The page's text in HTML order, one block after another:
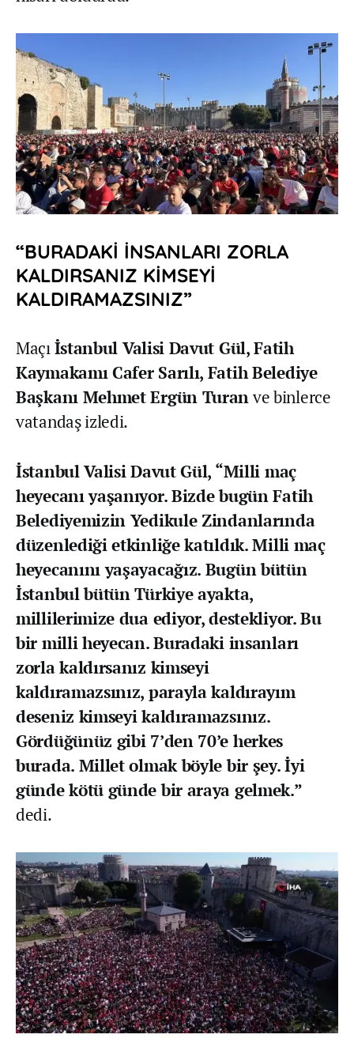
“BURADAKİ İNSANLARI ZORLA
KALDIRSANIZ KİMSEYİ
KALDIRAMAZSINIZ”
Maçıİstanbul Valisi Davut Gül, Fatih
Kaymakamı Cafer Sarılı, Fatih Belediye
Başkanı Mehmet Ergün Turanve binlerce
vatandaş izledi.
İstanbul Valisi Davut Gül, “Milli maç
heyecanı yaşanıyor. Bizde bugün Fatih
Belediyemizin Yedikule Zindanlarında
düzenlediği etkinliğe katıldık. Milli maç
heyecanını yaşayacağız. Bugün bütün
İstanbul bütün Türkiye ayakta,
millilerimize dua ediyor, destekliyor. Bu
bir milli heyecan. Buradaki insanları
zorla kaldırsanız kimseyi
kaldıramazsınız, parayla kaldırayım
deseniz kimseyi kaldıramazsınız.
Gördüğünüz gibi 7’den 70’e herkes
burada. Millet olmak böyle bir şey. İyi
günde kötü günde bir araya gelmek.”
dedi.